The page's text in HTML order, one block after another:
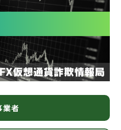
業者